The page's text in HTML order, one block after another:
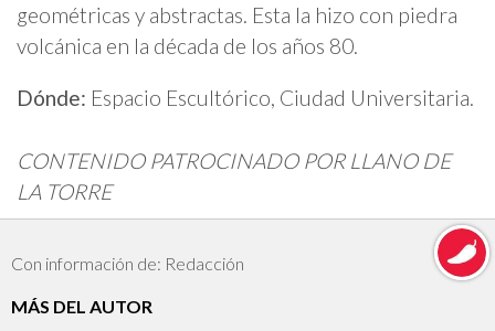
geométricas y abstractas. Esta la hizo con piedra
volcánica en la década de los años 80.
Dónde: Espacio Escultórico, Ciudad Universitaria.
CONTENIDO PATROCINADO POR LLANO DE
LA TORRE
Con información de: Redacción
MÁS DEL AUTOR